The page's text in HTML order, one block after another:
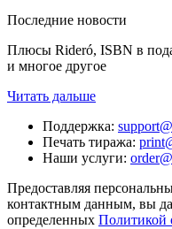
Последние новости
Плюсы Rideró, ISBN в
и многое другое
Читать дальше
Поддержка:
Печать тиража:
Наши услуги:
Предоставляя
контактным данным, вы
определенных Политикой